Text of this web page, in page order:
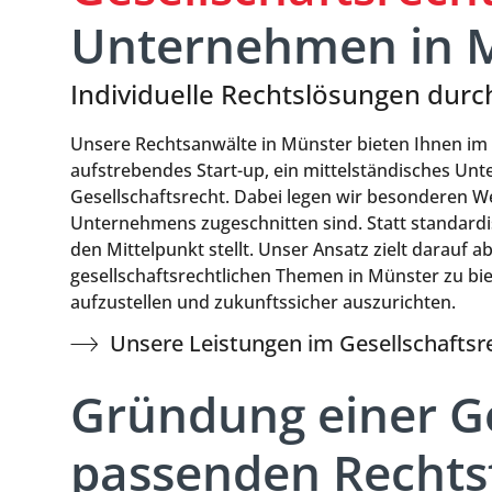
Unternehmen in
Individuelle Rechtslösungen
Unsere Rechtsanwälte in Münster bieten Ihnen
aufstrebendes Start-up, ein mittelständisches
Gesellschaftsrecht. Dabei legen wir besonderen
Unternehmens zugeschnitten sind. Statt
den Mittelpunkt stellt. Unser Ansatz zielt darauf
gesellschaftsrechtlichen Themen in Münster zu
aufzustellen und zukunftssicher auszurichten.
Unsere Leistungen im
Gründung einer
passenden